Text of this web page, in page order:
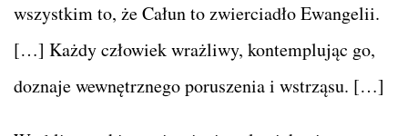
wszystkim to, że Całun to zwierciadło Ewangelii.
[…] Każdy człowiek wrażliwy, kontemplując go,
doznaje wewnętrznego poruszenia i wstrząsu. […]